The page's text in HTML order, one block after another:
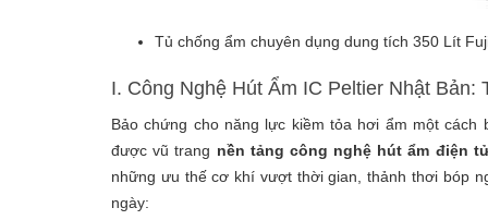
Tủ chống ẩm chuyên dụng dung tích 350 Lít
I. Công Nghệ Hút Ẩm IC Peltier Nhật
Bảo chứng cho năng lực kiềm tỏa hơi ẩm một
được vũ trang nền tảng công nghệ hút ẩm điện
những ưu thế cơ khí vượt thời gian, thảnh thơi bóp
ngày: